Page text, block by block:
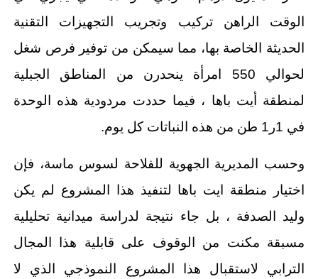
الوقت الراهن تركيب وتجريب التجهيزات التقنية
الحديثة الخاصة بها، مما سيمكن من توفير فرص شغل
لحوالي 550 امرأة ينحدرن من المناطق الجبلية
لمنطقة أيت باها ، فيما حددت مردودية هذه الوحدة
في 1ر1 طن من هذه النباتات كل يوم.
وحسب المديرية الجهوية للفلاحة لسوس ماسة، فإن
اختيار منطقة ايت باها لتنفيذ هذا المشروع لم يكن
وليد الصدفة ، بل جاء نتيجة لدراسة ميدانية تحليلية
مسبقة مكنت من الوقوف على قابلية هذا المجال
الترابي لاستقبال هذا المشروع النموذجي الذي لا